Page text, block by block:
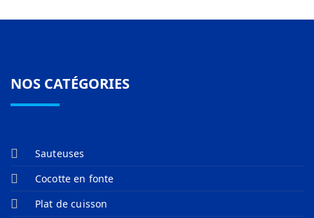
NOS CATÉGORIES
Sauteuses
Cocotte en fonte
Plat de cuisson